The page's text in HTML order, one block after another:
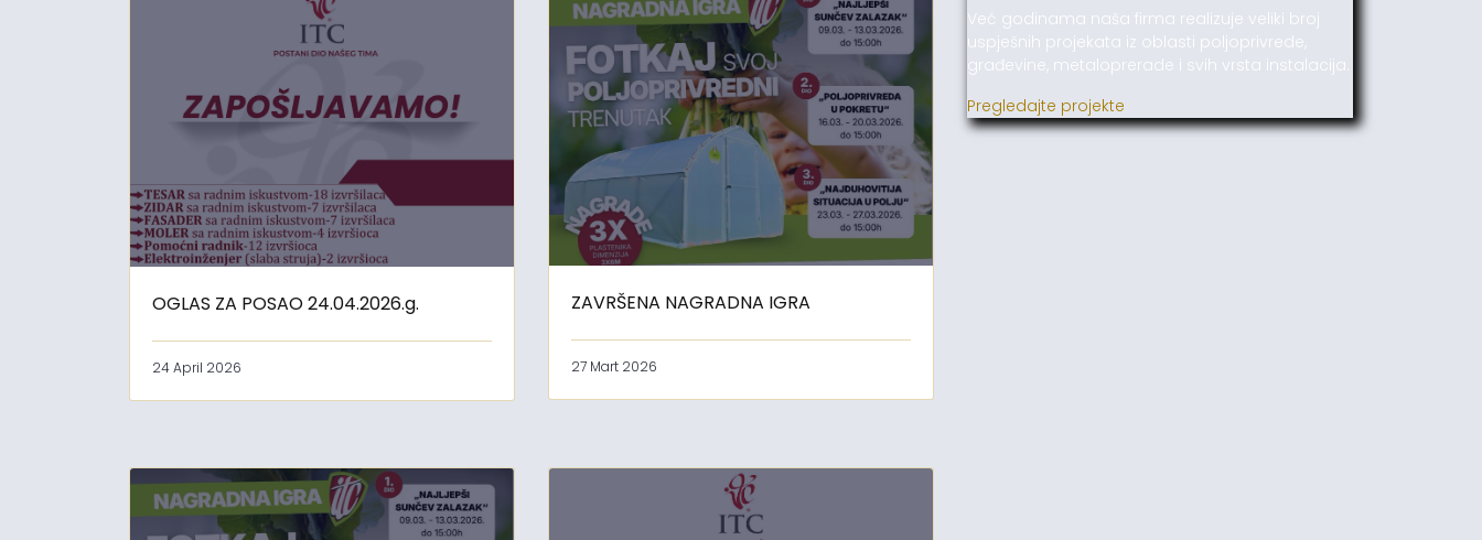
OGLAS ZA POSAO 24.04.2026.g.
24 April 2026
ZAVRŠENA NAGRADNA IGRA
27 Mart 2026
Već godinama naša firma realizuje veliki broj
uspješnih projekata iz oblasti poljoprivrede,
građevine, metaloprerade i svih vrsta instalacija.
Pregledajte projekte